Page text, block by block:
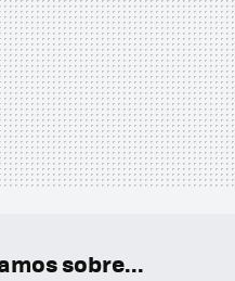
sobre...